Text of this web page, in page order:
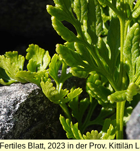
Fertiles Blatt, 2023 in der Prov. Kittilän